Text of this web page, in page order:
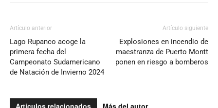
Artículo anterior
Lago Rupanco acoge la
primera fecha del
Campeonato Sudamericano
de Natación de Invierno 2024
Artículo siguiente
Explosiones en incendio de
maestranza de Puerto Montt
ponen en riesgo a bomberos